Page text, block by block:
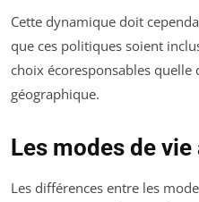
Cette dynamique doit
que ces politiques soient
choix écoresponsables quelle
géographique.
Les modes de
Les différences entre les